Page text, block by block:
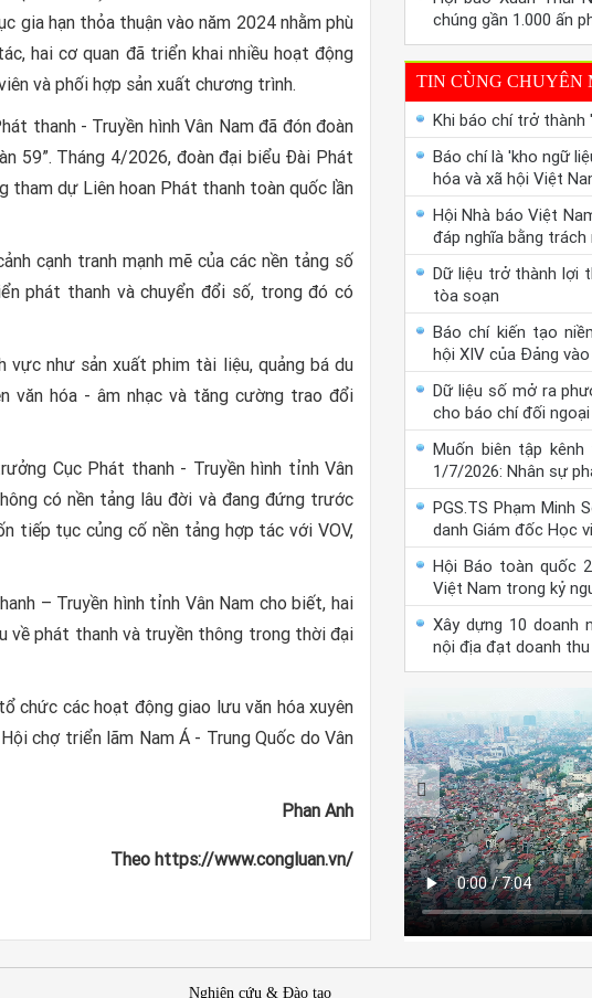
gia hạn thỏa thuận vào năm 2024 nhằm phù
hai cơ quan đã triển khai nhiều hoạt động
và phối hợp sản xuất chương trình.
thanh - Truyền hình Vân Nam đã đón đoàn
59”. Tháng 4/2026, đoàn đại biểu Đài Phát
tham dự Liên hoan Phát thanh toàn quốc lần
cạnh tranh mạnh mẽ của các nền tảng số
phát thanh và chuyển đổi số, trong đó có
như sản xuất phim tài liệu, quảng bá du
văn hóa - âm nhạc và tăng cường trao đổi
Cục Phát thanh - Truyền hình tỉnh Vân
có nền tảng lâu đời và đang đứng trước
tiếp tục củng cố nền tảng hợp tác với VOV,
– Truyền hình tỉnh Vân Nam cho biết, hai
về phát thanh và truyền thông trong thời đại
chức các hoạt động giao lưu văn hóa xuyên
chợ triển lãm Nam Á - Trung Quốc do Vân
Phan Anh
Theo https://www.congluan.vn/
chúng gần 1.000 ấn
TIN CÙNG CHUYÊN
Khi báo chí trở thành
Báo chí là 'kho ngữ
hóa và xã hội Việt
Hội Nhà báo Việt
đáp nghĩa bằng
Dữ liệu trở thành lợi
tòa soạn
Báo chí kiến tạo
hội XIV của Đảng
Dữ liệu số mở ra
cho báo chí đối ngoại
Muốn biên tập
1/7/2026: Nhân sự
PGS.TS Phạm Minh
danh Giám đốc Học
Hội Báo toàn quốc
Việt Nam trong kỷ
Xây dựng 10 doanh
nội địa đạt doanh
Nghiên cứu & Đào tạo